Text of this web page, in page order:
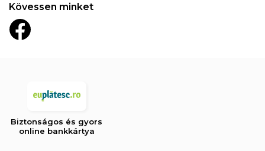
Kövessen minket
Biztonságos és gyors
online bankkártya